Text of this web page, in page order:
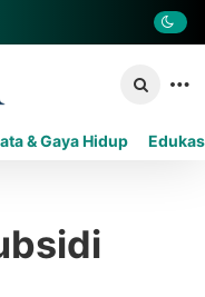
& Gaya Hidup